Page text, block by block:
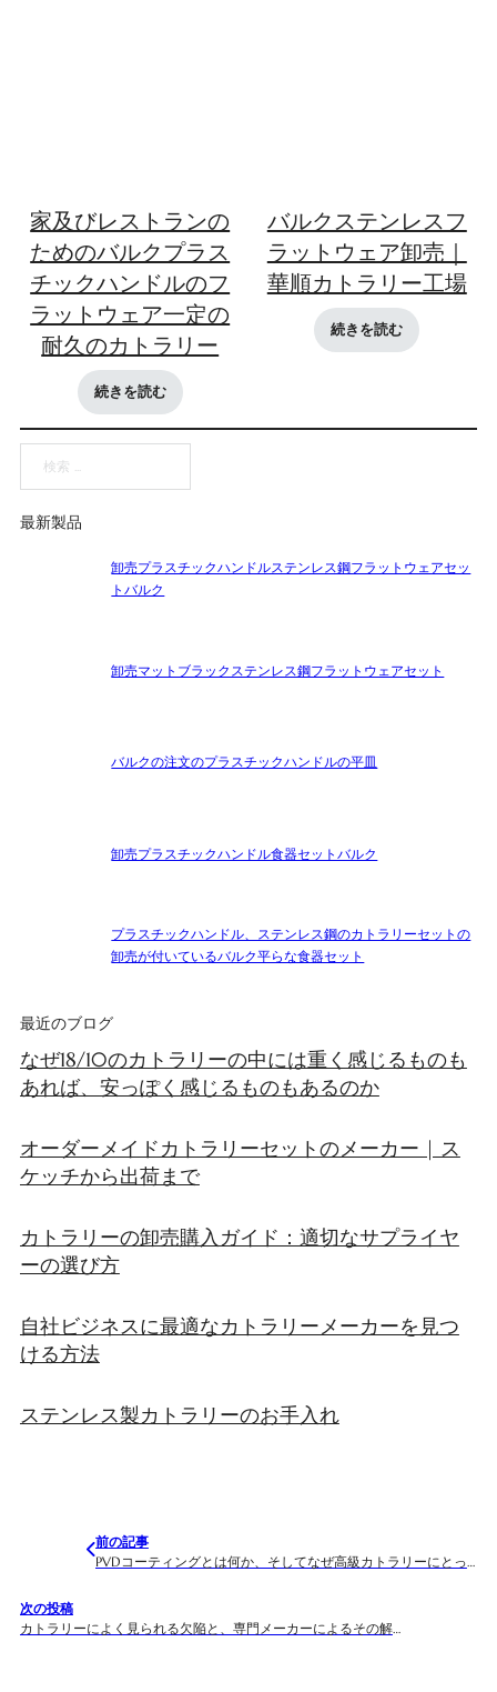
家及びレストランの
ためのバルクプラス
チックハンドルのフ
ラットウェア一定の
耐久のカトラリー
続きを読む
バルクステンレスフ
ラットウェア卸売｜
華順カトラリー工場
続きを読む
最新製品
卸売プラスチックハンドルステンレス鋼フラットウェアセッ
トバルク
卸売マットブラックステンレス鋼フラットウェアセット
バルクの注文のプラスチックハンドルの平皿
卸売プラスチックハンドル食器セットバルク
プラスチックハンドル、ステンレス鋼のカトラリーセットの
卸売が付いているバルク平らな食器セット
最近のブログ
なぜ18/10のカトラリーの中には重く感じるものも
あれば、安っぽく感じるものもあるのか
オーダーメイドカトラリーセットのメーカー | ス
ケッチから出荷まで
カトラリーの卸売購入ガイド：適切なサプライヤ
ーの選び方
自社ビジネスに最適なカトラリーメーカーを見つ
ける方法
ステンレス製カトラリーのお手入れ
前の記事
PVDコーティングとは何か、そしてなぜ高級カトラリーにとって重要なのか？
次の投稿
カトラリーによく見られる欠陥と、専門メーカーによるその解決策